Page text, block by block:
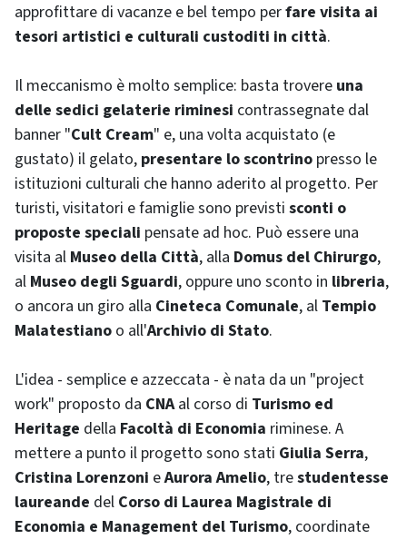
approfittare di vacanze e bel tempo perfare visita ai
tesori artistici e culturali custoditi in città.
Il meccanismo è molto semplice: basta trovere una
delle sedici gelaterie riminesi contrassegnate dal
banner "Cult Cream" e, una volta acquistato (e
gustato) il gelato, presentare lo scontrino presso le
istituzioni culturali che hanno aderito al progetto. Per
turisti, visitatori e famiglie sono previsti sconti o
proposte speciali pensate ad hoc. Può essere una
visita al Museo della Città, alla Domus del Chirurgo,
al Museo degli Sguardi, oppure uno sconto in libreria,
o ancora un giro alla Cineteca Comunale, al Tempio
Malatestiano o all'Archivio di Stato.
L'idea - semplice e azzeccata - è nata da un "project
work" proposto da CNAal corso di Turismo ed
Heritage della Facoltà di Economia riminese. A
mettere a punto il progetto sono stati Giulia Serra,
Cristina Lorenzoni eAurora Amelio, trestudentesse
laureande del Corso di Laurea Magistrale di
Economia e Management del Turismo, coordinate